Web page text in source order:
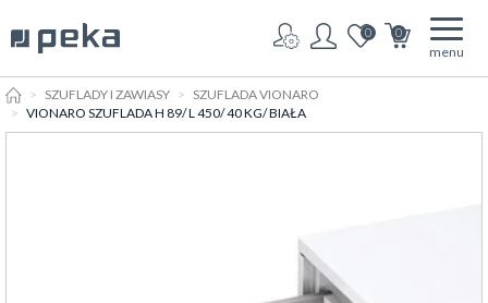
0 0
menu
HOMESZUFLADY I ZAWIASY
SZUFLADA VIONARO
VIONARO SZUFLADA H 89/ L 450/ 40 KG/ BIAŁA